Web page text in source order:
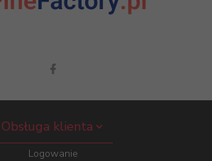
Obsługa klienta
Logowanie